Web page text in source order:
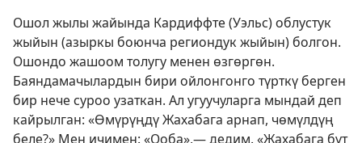
Ошол жылы жайында Кардиффте (Уэльс) облустук
жыйын (азыркы боюнча региондук жыйын) болгон.
Ошондо жашоом толугу менен өзгөргөн.
Баяндамачылардын бири ойлонгонго түрткү берген
бир нече суроо узаткан. Ал угуучуларга мындай деп
кайрылган: «Өмүрүңдү Жахабага арнап, чөмүлдүң
беле?» Мен ичимен: «Ооба»,— дедим. «Жахабага бүт